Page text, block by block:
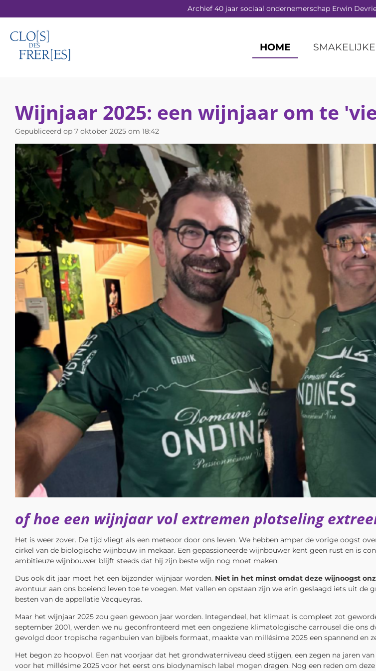
direct
naar
de
hoofdinhoud
Archief 40 jaar sociaal ondernemerschap Erwin
HOME
Wijnjaar 2025: een wijnjaar om te
Gepubliceerd op 7 oktober 2025 om 18:42
of hoe een wijnjaar vol extremen plotseling
Het is weer zover. De tijd vliegt als een meteoor door ons leven. We hebben amper de vorige oogst
cirkel van de biologische wijnbouw in mekaar. Een gepassioneerde wijnbouwer kent geen rust en is
ambitieuze wijnbouwer blijft steeds dat hij zijn beste wijn nog moet maken.
Dus ook dit jaar moet het een bijzonder wijnjaar worden. Niet in het minst omdat deze wijnoogst
avontuur aan ons boeiend leven toe te voegen. Met vallen en opstaan zijn we erin geslaagd iets uit
besten van de appellatie Vacqueyras.
Maar het wijnjaar 2025 zou geen gewoon jaar worden. Integendeel, het klimaat is compleet zot
september 2001, werden we nu geconfronteerd met een ongeziene klimatologische carrousel die
gevolgd door tropische regenbuien van bijbels formaat, maakte van millésime 2025 een spannend en
Het begon zo hoopvol. Een nat voorjaar dat het grondwaterniveau deed stijgen, een zegen na jaren
voor het millésime 2025 voor het eerst ons biodynamisch label mogen dragen. Nog een reden om